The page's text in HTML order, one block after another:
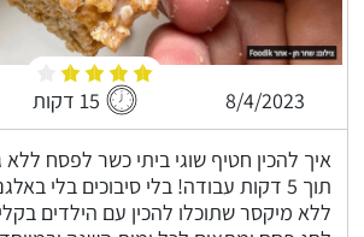
8/4/2023 15 דקות
איך להכין חטיף שוגי ביתי כשר לפסח ללא
תוך 5 דקות עבודה! בלי סיבוכים בלי
ללא מיקסר שתוכלו להכין עם הילדים